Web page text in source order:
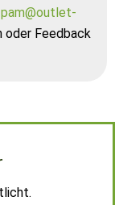
pam@outlet-
oder Feedback